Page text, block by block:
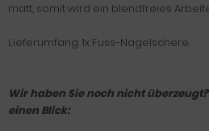
matt, somit wird ein blendfreies
Lieferumfang: 1x Fuss-Nagelschere.
Wir haben Sie noch nicht
einen Blick: